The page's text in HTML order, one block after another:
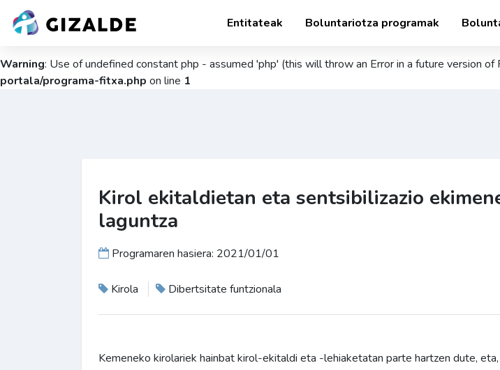
Warning: Use of undefined constant php - assumed 'php' (this will throw an Error in a future version of
portala/programa-fitxa.php on line 1
Entitateak Boluntariotza programak
Kirol ekitaldietan eta sentsibilizazio
laguntza
Programaren hasiera: 2021/01/01
Kirola Dibertsitate funtzionala
Kemeneko kirolariek hainbat kirol-ekitaldi eta -lehiaketatan parte hartzen dute, eta,